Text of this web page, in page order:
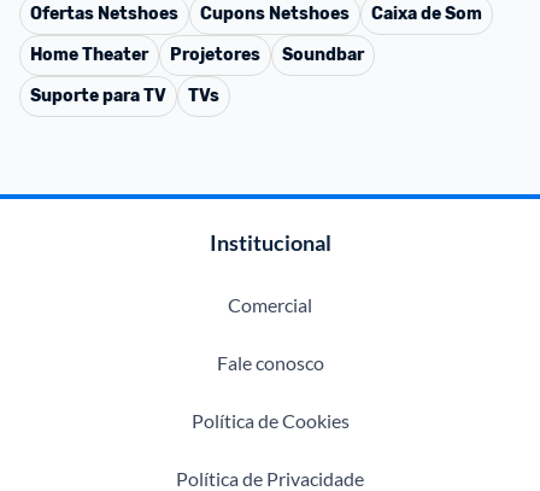
Ofertas Netshoes Cupons Netshoes
Caixa de Som
Home Theater
Projetores
Soundbar
Suporte para TV
TVs
Institucional
Comercial
Fale conosco
Política de Cookies
Política de Privacidade